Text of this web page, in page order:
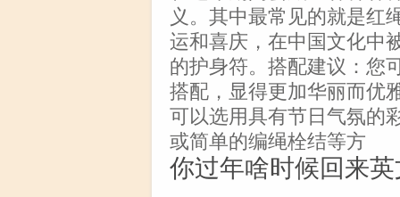
义。其中最常见的就是红
运和喜庆，在中国文化中
的护身符。搭配建议：您
搭配，显得更加华丽而优
可以选用具有节日气氛的
或简单的编绳栓结等方
你过年啥时候回来